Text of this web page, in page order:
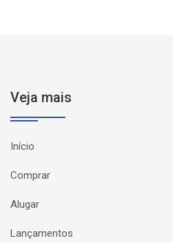
Veja mais
Início
Comprar
Alugar
Lançamentos